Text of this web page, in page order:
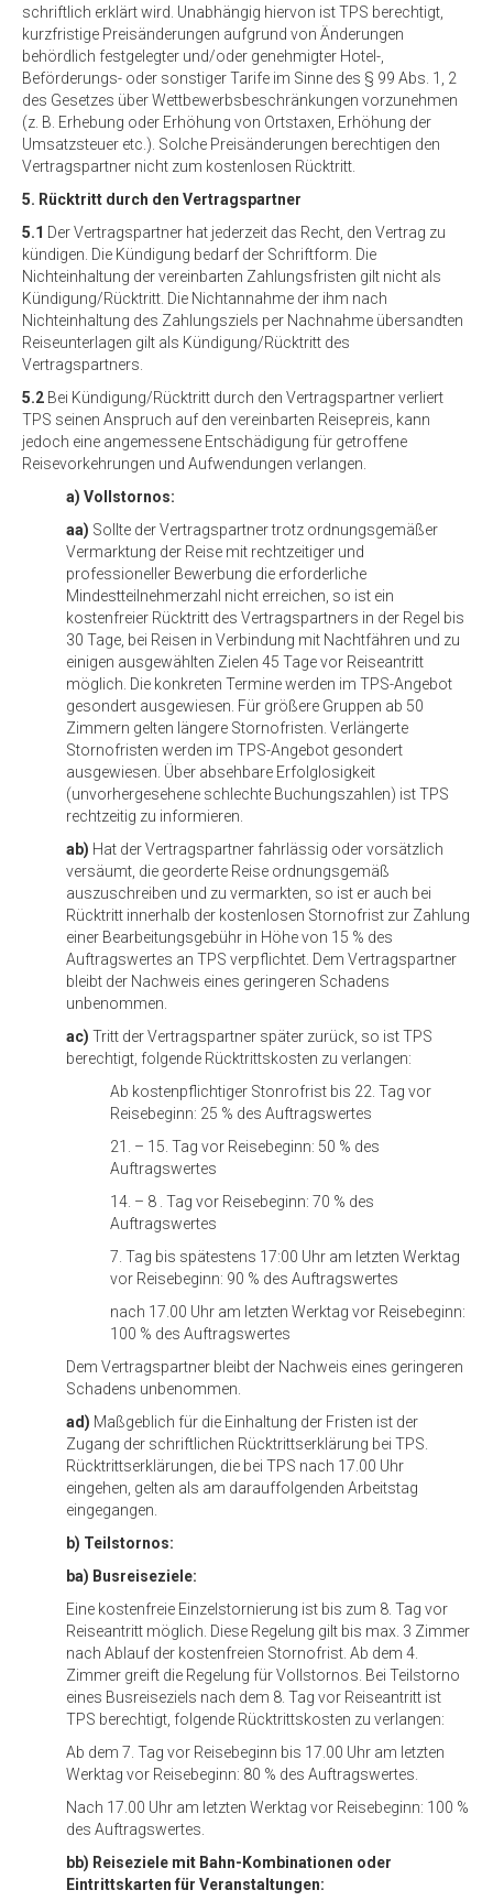
schriftlich erklärt wird. Unabhängig hiervon ist TPS berechtigt,
kurzfristige Preisänderungen aufgrund von Änderungen
behördlich festgelegter und/oder genehmigter Hotel-,
Beförderungs- oder sonstiger Tarife im Sinne des § 99 Abs. 1, 2
des Gesetzes über Wettbewerbsbeschränkungen vorzunehmen
(z. B. Erhebung oder Erhöhung von Ortstaxen, Erhöhung der
Umsatzsteuer etc.). Solche Preisänderungen berechtigen den
Vertragspartner nicht zum kostenlosen Rücktritt.
5. Rücktritt durch den Vertragspartner
5.1 Der Vertragspartner hat jederzeit das Recht, den Vertrag zu
kündigen. Die Kündigung bedarf der Schriftform. Die
Nichteinhaltung der vereinbarten Zahlungsfristen gilt nicht als
Kündigung/Rücktritt. Die Nichtannahme der ihm nach
Nichteinhaltung des Zahlungsziels per Nachnahme übersandten
Reiseunterlagen gilt als Kündigung/Rücktritt des
Vertragspartners.
5.2 Bei Kündigung/Rücktritt durch den Vertragspartner verliert
TPS seinen Anspruch auf den vereinbarten Reisepreis, kann
jedoch eine angemessene Entschädigung für getroffene
Reisevorkehrungen und Aufwendungen verlangen.
a) Vollstornos:
aa) Sollte der Vertragspartner trotz ordnungsgemäßer
Vermarktung der Reise mit rechtzeitiger und
professioneller Bewerbung die erforderliche
Mindestteilnehmerzahl nicht erreichen, so ist ein
kostenfreier Rücktritt des Vertragspartners in der Regel bis
30 Tage, bei Reisen in Verbindung mit Nachtfähren und zu
einigen ausgewählten Zielen 45 Tage vor Reiseantritt
möglich. Die konkreten Termine werden im TPS-Angebot
gesondert ausgewiesen. Für größere Gruppen ab 50
Zimmern gelten längere Stornofristen. Verlängerte
Stornofristen werden im TPS-Angebot gesondert
ausgewiesen. Über absehbare Erfolglosigkeit
(unvorhergesehene schlechte Buchungszahlen) ist TPS
rechtzeitig zu informieren.
ab) Hat der Vertragspartner fahrlässig oder vorsätzlich
versäumt, die georderte Reise ordnungsgemäß
auszuschreiben und zu vermarkten, so ist er auch bei
Rücktritt innerhalb der kostenlosen Stornofrist zur Zahlung
einer Bearbeitungsgebühr in Höhe von 15 % des
Auftragswertes an TPS verpflichtet. Dem Vertragspartner
bleibt der Nachweis eines geringeren Schadens
unbenommen.
ac) Tritt der Vertragspartner später zurück, so ist TPS
berechtigt, folgende Rücktrittskosten zu verlangen:
Ab kostenpflichtiger Stonrofrist bis 22. Tag vor
Reisebeginn: 25 % des Auftragswertes
21. – 15. Tag vor Reisebeginn: 50 % des
Auftragswertes
14. – 8 . Tag vor Reisebeginn: 70 % des
Auftragswertes
7. Tag bis spätestens 17:00 Uhr am letzten Werktag
vor Reisebeginn: 90 % des Auftragswertes
nach 17.00 Uhr am letzten Werktag vor Reisebeginn:
100 % des Auftragswertes
Dem Vertragspartner bleibt der Nachweis eines geringeren
Schadens unbenommen.
ad) Maßgeblich für die Einhaltung der Fristen ist der
Zugang der schriftlichen Rücktrittserklärung bei TPS.
Rücktrittserklärungen, die bei TPS nach 17.00 Uhr
eingehen, gelten als am darauffolgenden Arbeitstag
eingegangen.
b) Teilstornos:
ba) Busreiseziele:
Eine kostenfreie Einzelstornierung ist bis zum 8. Tag vor
Reiseantritt möglich. Diese Regelung gilt bis max. 3 Zimmer
nach Ablauf der kostenfreien Stornofrist. Ab dem 4.
Zimmer greift die Regelung für Vollstornos. Bei Teilstorno
eines Busreiseziels nach dem 8. Tag vor Reiseantritt ist
TPS berechtigt, folgende Rücktrittskosten zu verlangen:
Ab dem 7. Tag vor Reisebeginn bis 17.00 Uhr am letzten
Werktag vor Reisebeginn: 80 % des Auftragswertes.
Nach 17.00 Uhr am letzten Werktag vor Reisebeginn: 100 %
des Auftragswertes.
bb) Reiseziele mit Bahn-Kombinationen oder
Eintrittskarten für Veranstaltungen: